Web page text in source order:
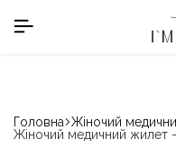
в номінації
Головна Жіночий
Жіночий медичний жилет